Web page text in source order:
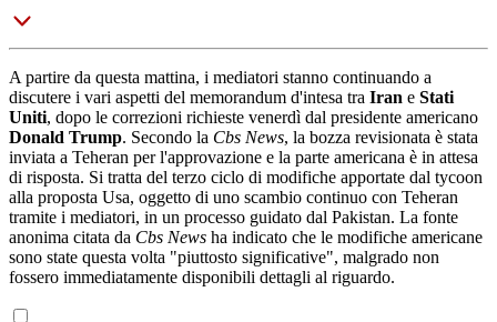
A partire da questa mattina, i mediatori stanno continuando a
discutere i vari aspetti del memorandum d'intesa tra Iran e Stati
Uniti, dopo le correzioni richieste venerdì dal presidente americano
Donald Trump. Secondo la Cbs News, la bozza revisionata è stata
inviata a Teheran per l'approvazione e la parte americana è in attesa
di risposta. Si tratta del terzo ciclo di modifiche apportate dal tycoon
alla proposta Usa, oggetto di uno scambio continuo con Teheran
tramite i mediatori, in un processo guidato dal Pakistan. La fonte
anonima citata da Cbs News ha indicato che le modifiche americane
sono state questa volta "piuttosto significative", malgrado non
fossero immediatamente disponibili dettagli al riguardo.